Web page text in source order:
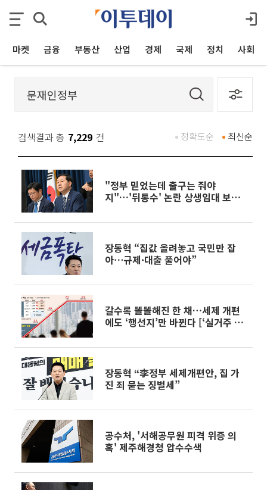
마켓 금융 부동산 산업 경제 국제 정치 사회
검색결과 총 7,229 건 최신순
정확도순
"정부 믿었는데 출구는 줘야
지"…'뒤통수' 논란 상생임대 보완
③]
장동혁 “집값 올려놓고 국민만 잡
아⋯규제·대출 풀어야”
갈수록 똘똘해진 한 채…세제 개편
에도 ‘행선지’만 바뀐다 [‘실거주 중
장동혁 “李정부 세제개편안, 집 가
진 죄 묻는 징벌세”
공수처, '서해공무원 피격 위증 의
혹' 제주해경청 압수수색